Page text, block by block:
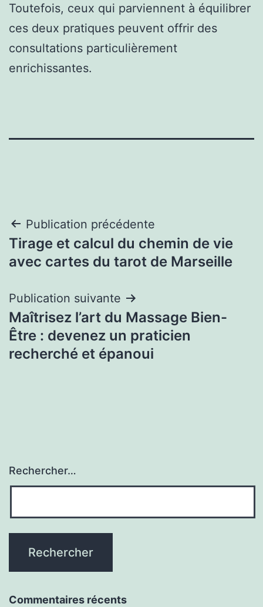
Toutefois, ceux qui parviennent à équilibrer
ces deux pratiques peuvent offrir des
consultations particulièrement
enrichissantes.
Navigation
de
Publication précédente
Tirage et calcul du chemin de vie
avec cartes du tarot de Marseille
Publication suivante
Maîtrisez l’art du Massage Bien-
Être : devenez un praticien
recherché et épanoui
Rechercher…
Commentaires récents